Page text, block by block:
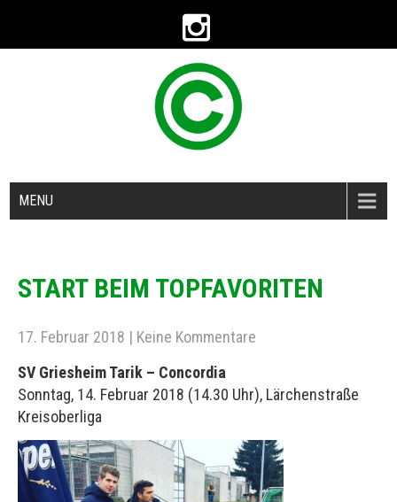
MENU
START BEIM TOPFAVORITEN
17. Februar 2018 | Keine Kommentare
SV Griesheim Tarik – Concordia
Sonntag, 14. Februar 2018 (14.30 Uhr), Lärchenstraße
Kreisoberliga